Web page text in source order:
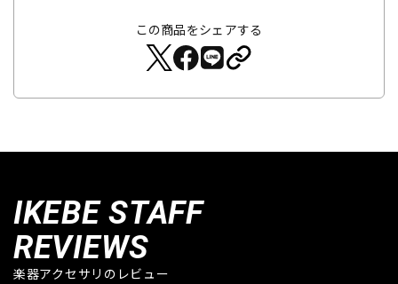
この商品をシェアする
IKEBE STAFF
REVIEWS
楽器アクセサリのレビュー